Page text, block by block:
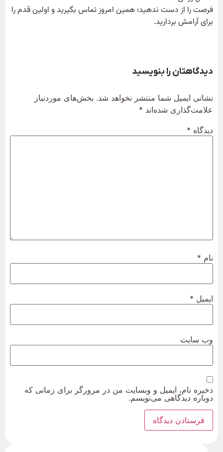
فرصت را از دست ندهید؛ همین امروز تماس بگیرید و اولین قدم را
برای آرامش بردارید.
دیدگاهتان را بنویسید
نشانی ایمیل شما منتشر نخواهد شد. بخش‌های موردنیاز
علامت‌گذاری شده‌اند*
دیدگاه*
نام*
ایمیل*
وب‌ سایت
ذخیره نام، ایمیل و وبسایت من در مرورگر برای زمانی که
دوباره دیدگاهی می‌نویسم.